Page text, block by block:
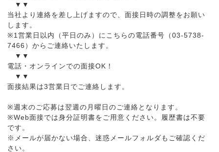
▼▼
当社より連絡を差し上げますので、面接日時の調整をお願い
します。
※1営業日以内（平日のみ）にこちらの電話番号（03-5738-
7466）からご連絡いたします。
▼▼
電話・オンラインでの面接OK！
▼▼
面接結果は3営業日でご連絡します。
※週末のご応募は翌週の月曜日のご連絡となります。
※Web面接では身分証明書をご用意ください。履歴書は不要
です。
※メールが届かない場合、迷惑メールフォルダもご確認くだ
さい。